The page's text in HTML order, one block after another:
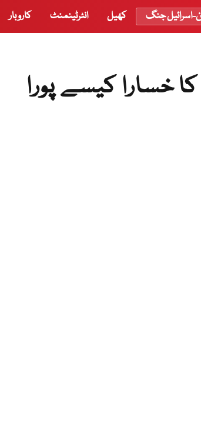
اسرائیل جنگ کھیل انٹرٹینمنٹ کاروبار
روپے کا خسارا کیسے پورا